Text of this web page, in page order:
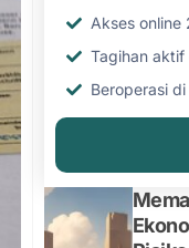
Akses
Tagihan aktif
Beroperasi